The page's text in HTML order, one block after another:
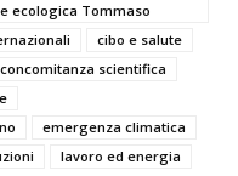
ecologica Tommaso
cibo e salute
concomitanza scientifica
emergenza climatica
lavoro ed energia